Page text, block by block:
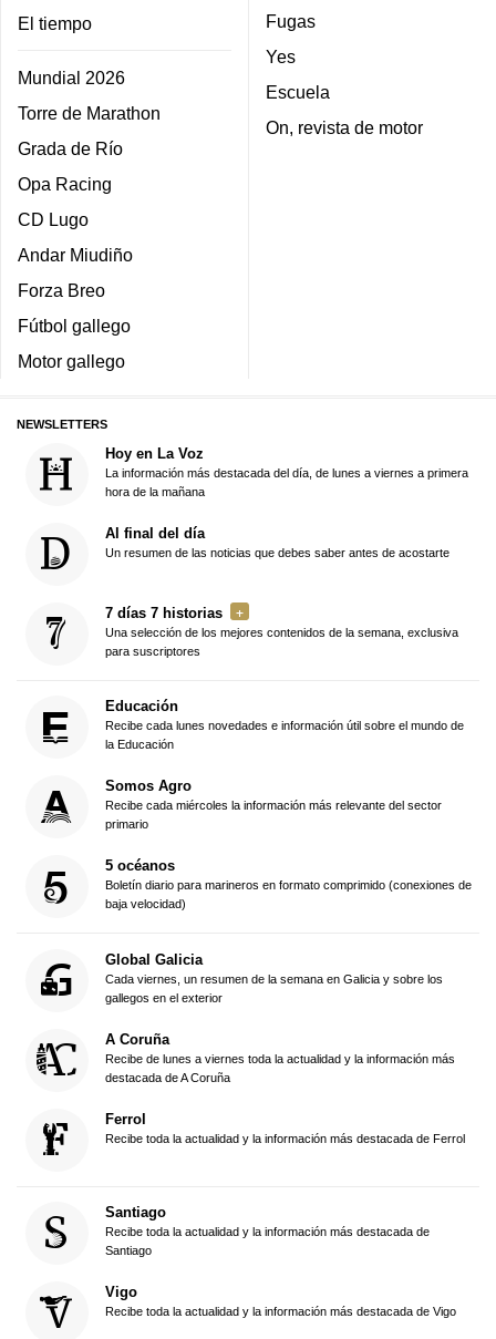
El tiempo
Mundial 2026
Torre de Marathon
Grada de Río
Opa Racing
CD Lugo
Andar Miudiño
Forza Breo
Fútbol gallego
Motor gallego
Fugas
Yes
Escuela
On, revista de motor
NEWSLETTERS
Hoy en La Voz
La información más destacada del día, de lunes a viernes a primera
hora de la mañana
Al final del día
Un resumen de las noticias que debes saber antes de acostarte
7 días 7 historias
Una selección de los mejores contenidos de la semana, exclusiva
para suscriptores
Educación
Recibe cada lunes novedades e información útil sobre el mundo de
la Educación
Somos Agro
Recibe cada miércoles la información más relevante del sector
primario
5 océanos
Boletín diario para marineros en formato comprimido (conexiones de
baja velocidad)
Global Galicia
Cada viernes, un resumen de la semana en Galicia y sobre los
gallegos en el exterior
A Coruña
Recibe de lunes a viernes toda la actualidad y la información más
destacada de A Coruña
Ferrol
Recibe toda la actualidad y la información más destacada de Ferrol
Santiago
Recibe toda la actualidad y la información más destacada de
Santiago
Vigo
Recibe toda la actualidad y la información más destacada de Vigo